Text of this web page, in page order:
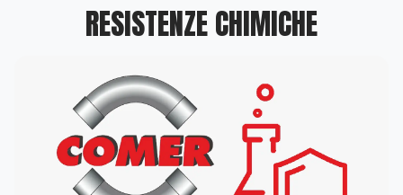
RESISTENZE CHIMICHE